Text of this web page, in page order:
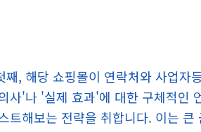
, 해당 쇼핑몰이 연락처와 사업자
사'나 '실제 효과'에 대한 구체적인
트해보는 전략을 취합니다. 이는 큰